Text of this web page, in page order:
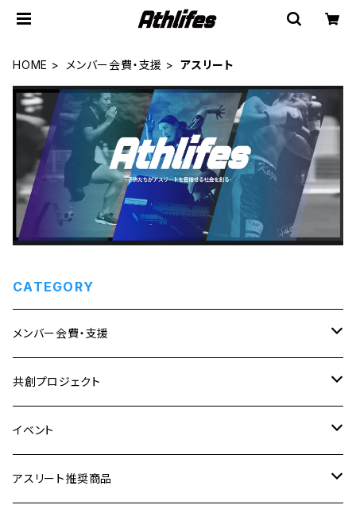
HOME メンバー会費・支援 アスリート
CATEGORY
メンバー会費・支援
顧問(評議員)
スポンサー
アスリート
共創プロジェクト
アスリート共育資格
アスリートPR事業
イベント
協賛・支援チケット
アスリート推奨商品